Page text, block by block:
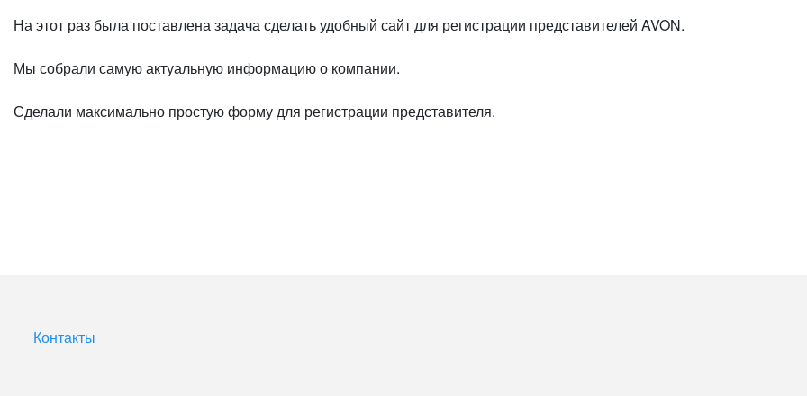
На этот раз была поставлена задача сделать удобный сайт для регистрации представителей AVON.
Мы собрали самую актуальную информацию о компании.
Сделали максимально простую форму для регистрации представителя.
Контакты